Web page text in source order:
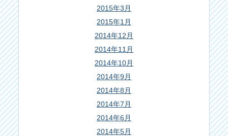
2015年3月
2015年1月
2014年12月
2014年11月
2014年10月
2014年9月
2014年8月
2014年7月
2014年6月
2014年5月